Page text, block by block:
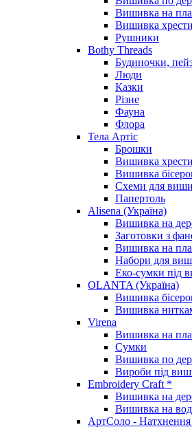
Вишивка на
Вишивка
Рушники
Bothy Threads
Будиночки,
Люди
Казки
Різне
Фауна
Флора
Тела Артіс
Брошки
Вишивка
Вишивка
Схеми для
Папертоль
Alisena (Україна)
Вишивка на
Заготовки з
Вишивка на
Набори для
Еко-сумки під
OLANTA (Україна)
Вишивка
Вишивка
Virena
Вишивка на
Сумки
Вишивка по
Вироби під
Embroidery Craft *
Вишивка на
Вишивка на
АртСоло -